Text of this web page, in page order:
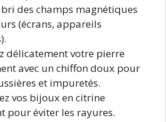
des champs magnétiques
(écrans, appareils
délicatement votre pierre
avec un chiffon doux pour
et impuretés.
vos bijoux en citrine
pour éviter les rayures.